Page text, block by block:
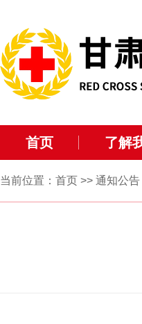
首页 了解
当前位置： 首页 >> 通知公告